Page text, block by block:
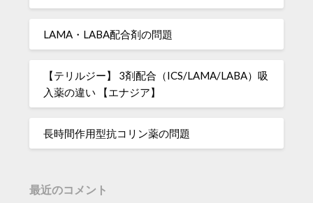
LAMA・LABA配合剤の問題
【テリルジー】 3剤配合（ICS/LAMA/LABA）吸
入薬の違い 【エナジア】
長時間作用型抗コリン薬の問題
最近のコメント